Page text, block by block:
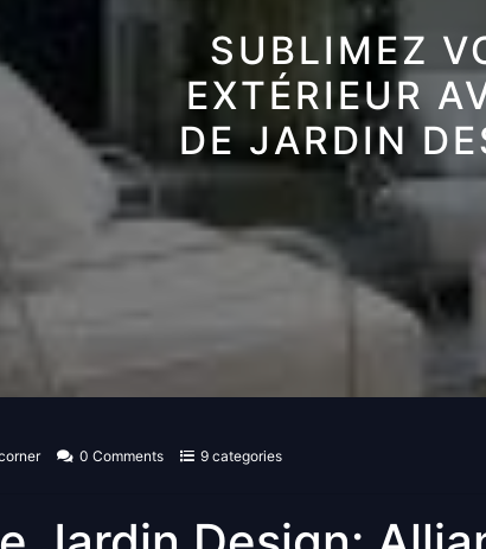
SUBLIMEZ
EXTÉRIEUR
DE JARDIN
0 Comments 9 categories